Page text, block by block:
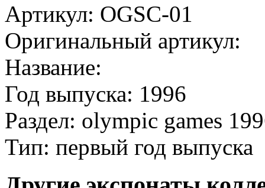
Артикул: OGSC-01
Оригинальный артикул:
Название:
Год выпуска: 1996
Раздел: olympic games
Тип: первый год выпуска